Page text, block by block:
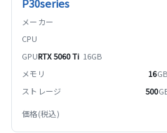
RTX 5060 Ti 16GB
16GB
500